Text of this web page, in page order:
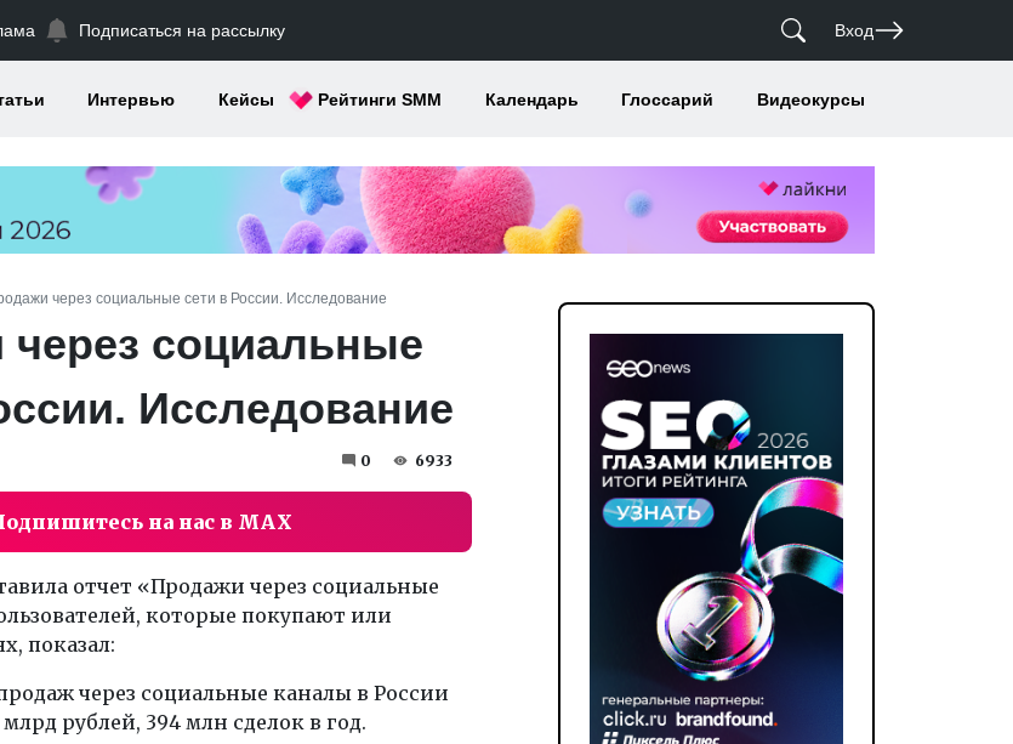
Подписаться на рассылку Вход
Интервью Кейсы Рейтинги SMM Календарь Глоссарий Видеокурсы
через социальные сети в России. Исследование
социальные
Исследование
0 6933
на нас в MAX
отчет «Продажи через социальные
которые покупают или
показал:
через социальные каналы в России
млрд рублей, 394 млн сделок в год.